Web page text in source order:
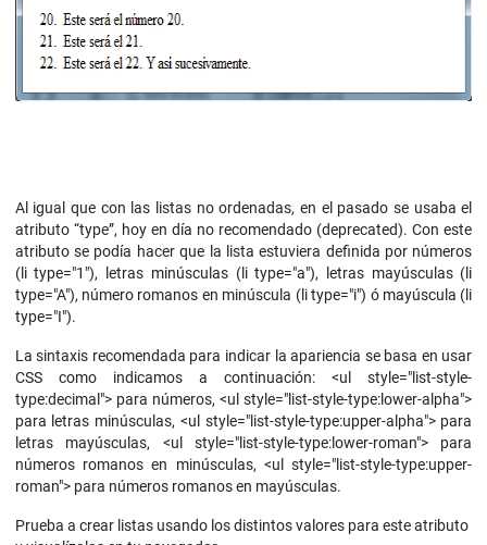
Al igual que con las listas no ordenadas, en el pasado se usaba el
atributo “type”, hoy en día no recomendado (deprecated). Con este
atributo se podía hacer que la lista estuviera definida por números
(li type="1"), letras minúsculas (li type="a"), letras mayúsculas (li
type="A"), número romanos en minúscula (li type="i") ó mayúscula (li
type="I").
La sintaxis recomendada para indicar la apariencia se basa en usar
CSS como indicamos a continuación: <ul style="list-style-
type:decimal"> para números, <ul style="list-style-type:lower-alpha">
para letras minúsculas, <ul style="list-style-type:upper-alpha"> para
letras mayúsculas, <ul style="list-style-type:lower-roman"> para
números romanos en minúsculas, <ul style="list-style-type:upper-
roman"> para números romanos en mayúsculas.
Prueba a crear listas usando los distintos valores para este atributo